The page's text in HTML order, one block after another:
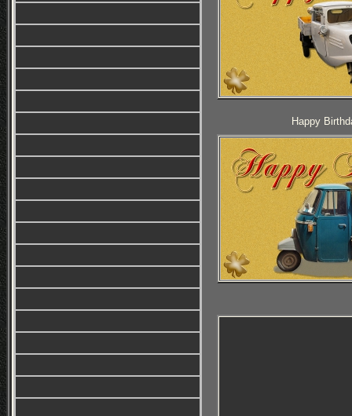
Happy